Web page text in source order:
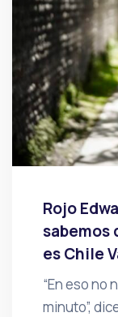
Rojo
sabemos
es Chile
“En eso no
minuto”,